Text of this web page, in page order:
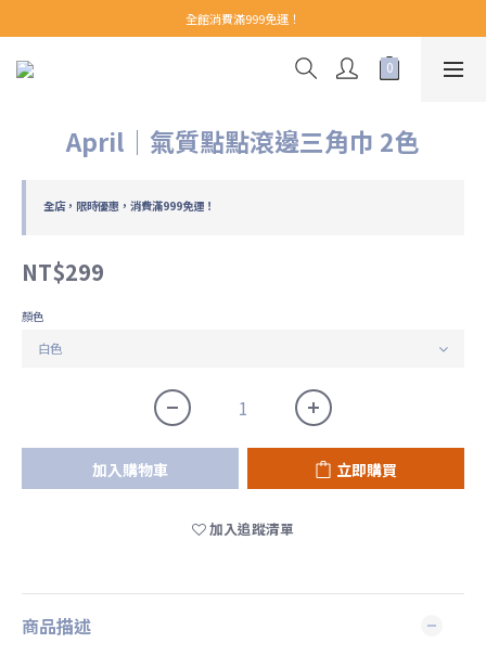
【 Welcome 】新會員首購即享免運！(至領券中心領取)
全館消費滿999免運！
【 Welcome 】新會員首購即享免運！(至領券中心領取)
April｜氣質點點滾邊三角巾 2色
全店，限時優惠，消費滿999免運！
NT$299
顏色
加入購物車 立即購買
加入追蹤清單
商品描述